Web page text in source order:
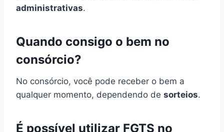
administrativas.
Quando consigo o bem no
consórcio?
No consórcio, você pode receber o bem a
qualquer momento, dependendo de sorteios.
É possível utilizar FGTS no